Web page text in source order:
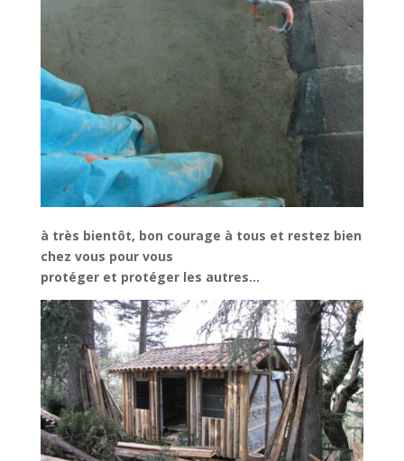
à très bientôt, bon courage à tous et restez bien
chez vous pour vous
protéger et protéger les autres…